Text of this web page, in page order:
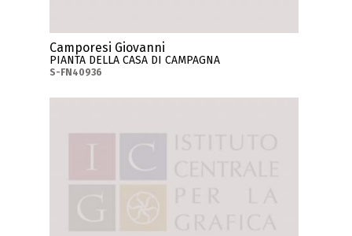
Camporesi Giovanni
PIANTA DELLA CASA DI CAMPAGNA
S-FN40936